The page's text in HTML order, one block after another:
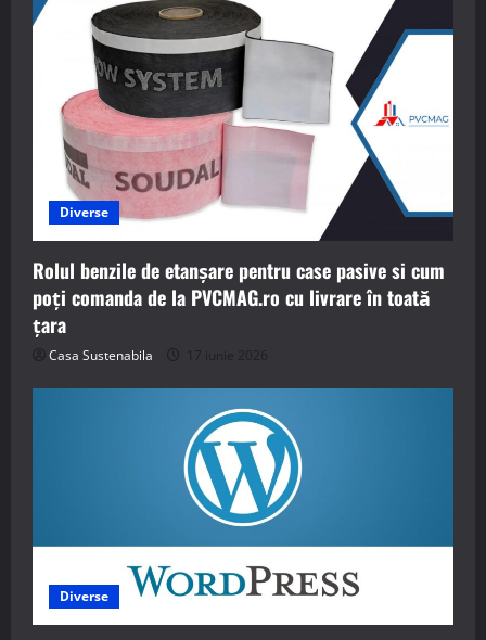
Diverse
Rolul benzile de etanșare pentru case pasive si cum
poți comanda de la PVCMAG.ro cu livrare în toată
țara
Casa Sustenabila 17 iunie 2026
Diverse